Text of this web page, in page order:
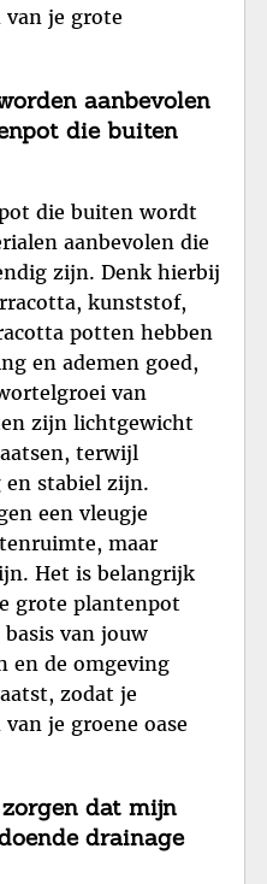
je grote
aanbevolen
die buiten
die buiten wordt
aanbevolen die
zijn. Denk hierbij
kunststof,
potten hebben
en ademen goed,
van
zijn lichtgewicht
terwijl
stabiel zijn.
een vleugje
maar
Het is belangrijk
grote plantenpot
van jouw
en de omgeving
zodat je
je groene oase
dat mijn
drainage